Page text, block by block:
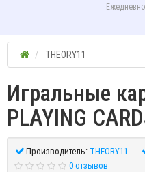
THEORY11
Игральные
PLAYING
Производитель: THEORY11
0 отзывов